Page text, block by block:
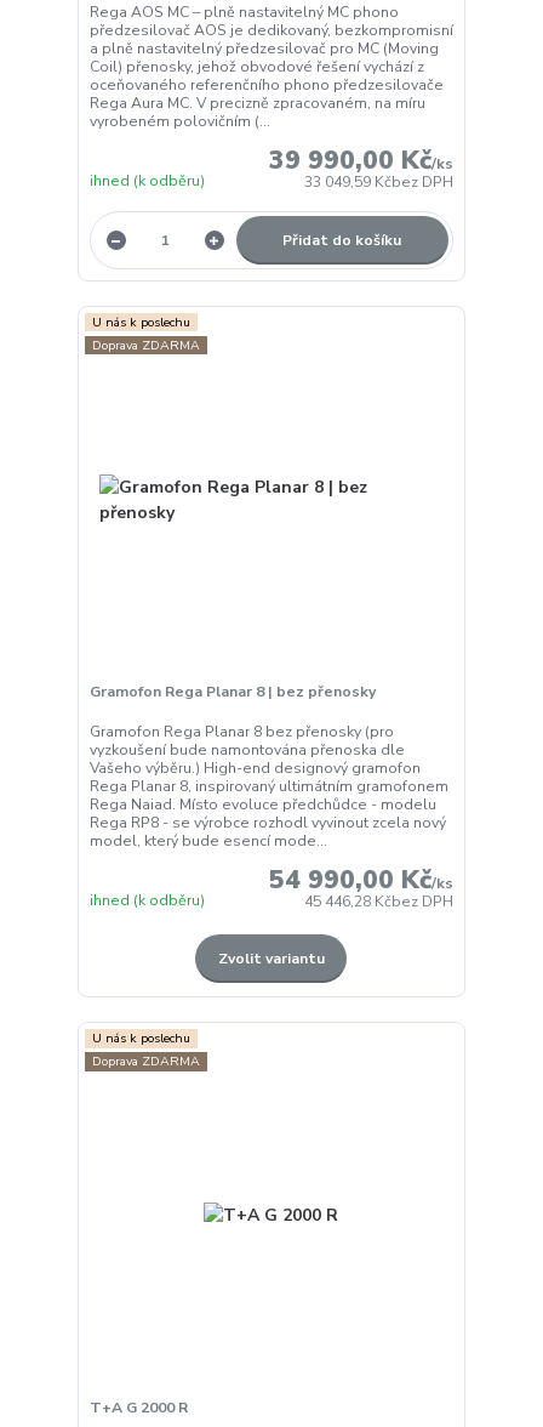
Rega AOS MC – plně nastavitelný MC phono
předzesilovač AOS je dedikovaný, bezkompromisní
a plně nastavitelný předzesilovač pro MC (Moving
Coil) přenosky, jehož obvodové řešení vychází z
oceňovaného referenčního phono předzesilovače
Rega Aura MC. V precizně zpracovaném, na míru
vyrobeném polovičním (...
39 990,00 Kč/ks
33 049,59 Kčbez DPH
ihned (k odběru)
Přidat do košíku
U nás k poslechu
Doprava ZDARMA
Gramofon Rega Planar 8 | bez přenosky
Gramofon Rega Planar 8 bez přenosky (pro
vyzkoušení bude namontována přenoska dle
Vašeho výběru.) High-end designový gramofon
Rega Planar 8, inspirovaný ultimátním gramofonem
Rega Naiad. Místo evoluce předchůdce - modelu
Rega RP8 - se výrobce rozhodl vyvinout zcela nový
model, který bude esencí mode...
54 990,00 Kč/ks
45 446,28 Kčbez DPH
ihned (k odběru)
Zvolit variantu
U nás k poslechu
Doprava ZDARMA
T+A G 2000 R